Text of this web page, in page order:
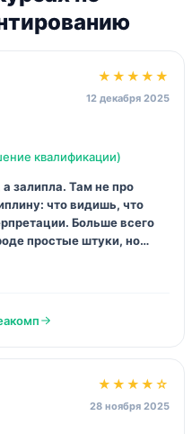
в индустрии моды